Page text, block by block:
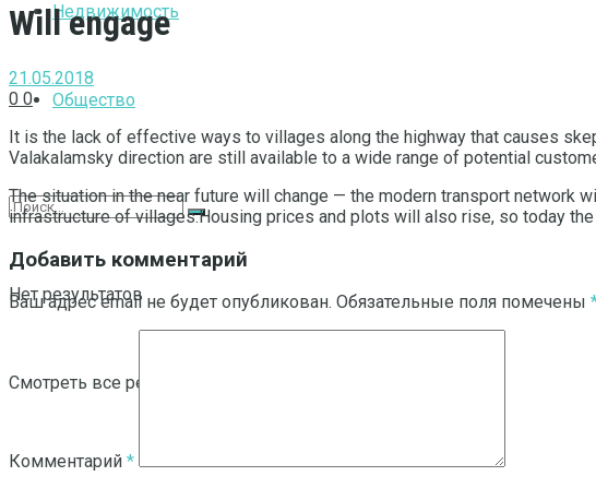
Недвижимость
Общество
Нет результатов
Смотреть все результаты
Will engage
21.05.2018
0 0
It is the lack of effective ways to villages along the highway that causes
Valakalamsky direction are still available to a wide range of potential
The situation in the near future will change — the modern transport network
infrastructure of villages.Housing prices and plots will also rise, so today
Добавить комментарий
Ваш адрес email не будет опубликован. Обязательные поля помечены
Комментарий *